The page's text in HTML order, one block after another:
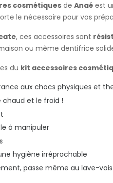
cosmétiques de Anaé est
le nécessaire pour vos
, ces accessoires sont
ou même dentifrice
du kit accessoires
aux chocs physiques et
et le froid !
à manipuler
hygiène irréprochable
passe même au lave-